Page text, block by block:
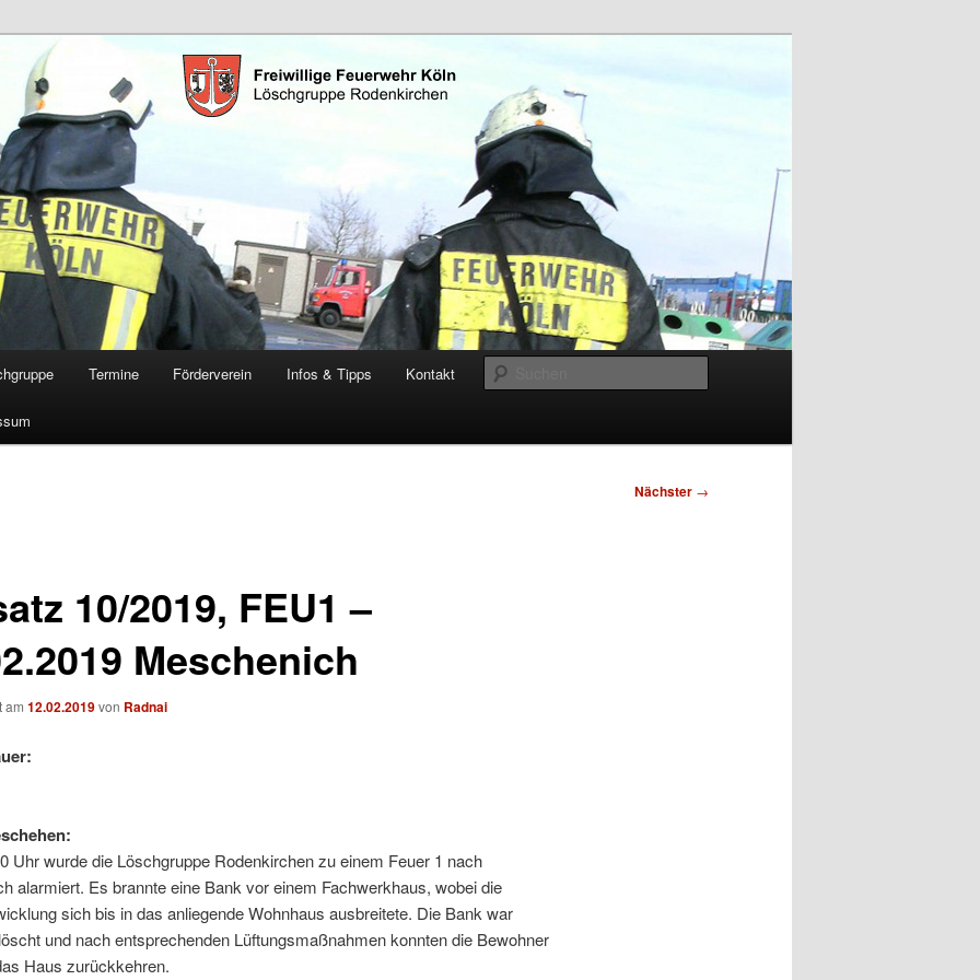
Rodenkirchen
Termine Förderverein Infos & Tipps Kontakt
Nächster →
10/2019, FEU1 –
Meschenich
am 12.02.2019von Radnai
Uhr wurde die Löschgruppe Rodenkirchen zu einem Feuer 1 nach
alarmiert. Es brannte eine Bank vor einem Fachwerkhaus, wobei die
sich bis in das anliegende Wohnhaus ausbreitete. Die Bank war
und nach entsprechenden Lüftungsmaßnahmen konnten die Bewohner
Haus zurückkehren.